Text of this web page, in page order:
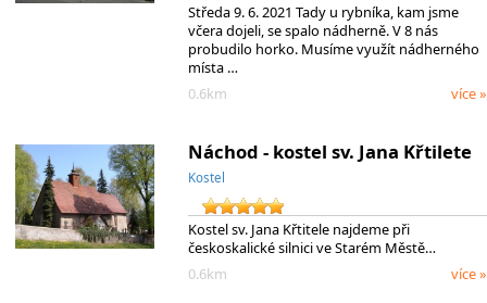
Středa 9. 6. 2021 Tady u rybníka, kam jsme
včera dojeli, se spalo nádherně. V 8 nás
probudilo horko. Musíme využít nádherného
místa …
0.6km
více »
Náchod - kostel sv. Jana Křtilete
Kostel
Kostel sv. Jana Křtitele najdeme při
českoskalické silnici ve Starém Městě…
0.6km
více »